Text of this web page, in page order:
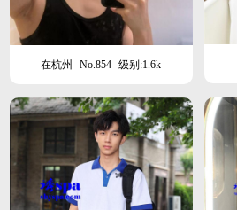
在杭州 No.854 级别:1.6k